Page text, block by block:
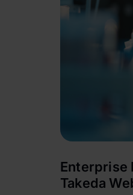
Enterprise
Takeda